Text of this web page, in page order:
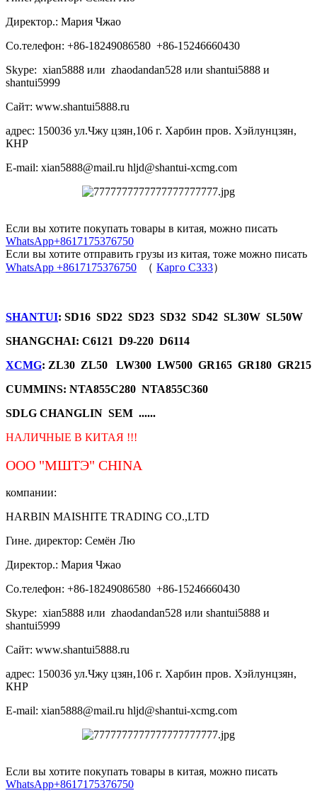
Директор.: Мария Чжао
Со.телефон: +86-18249086580 +86-15246660430
Skype: xian5888 или zhaodandan528 или shantui5888 и
shantui5999
Сайт: www.shantui5888.ru
адрес: 150036 ул.Чжу цзян,106 г. Харбин пров. Хэйлунцзян,
КНР
E-mail: xian5888@mail.ru hljd@shantui-xcmg.com
Если вы хотите покупать товары в китая, можно писать
WhatsApp+8617175376750
Если вы хотите отправить грузы из китая, тоже можно писать
WhatsApp +8617175376750 （ Карго C333）
SHANTUI: SD16 SD22 SD23 SD32 SD42 SL30W SL50W
SHANGCHAI: C6121 D9-220 D6114
XCMG: ZL30 ZL50 LW300 LW500 GR165 GR180 GR215
CUMMINS: NTA855C280 NTA855C360
SDLG CHANGLIN SEM ......
НАЛИЧНЫЕ В КИТАЯ !!!
ООО "МШТЭ" CHINA
компании:
HARBIN MAISHITE TRADING CO.,LTD
Гине. директор: Семён Лю
Директор.: Мария Чжао
Со.телефон: +86-18249086580 +86-15246660430
Skype: xian5888 или zhaodandan528 или shantui5888 и
shantui5999
Сайт: www.shantui5888.ru
адрес: 150036 ул.Чжу цзян,106 г. Харбин пров. Хэйлунцзян,
КНР
E-mail: xian5888@mail.ru hljd@shantui-xcmg.com
Если вы хотите покупать товары в китая, можно писать
WhatsApp+8617175376750